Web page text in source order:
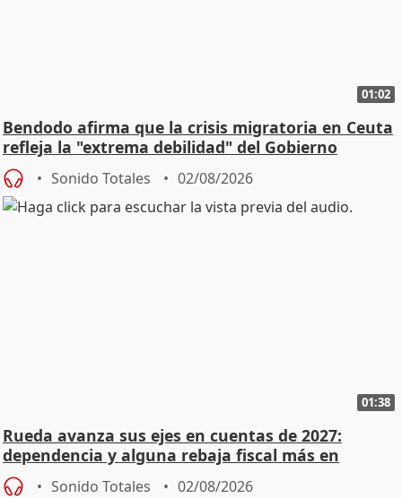
01:02
Bendodo afirma que la crisis migratoria en Ceuta
refleja la "extrema debilidad" del Gobierno
Sonido Totales 02/08/2026
01:38
Rueda avanza sus ejes en cuentas de 2027:
dependencia y alguna rebaja fiscal más en
vivienda
Sonido Totales 02/08/2026